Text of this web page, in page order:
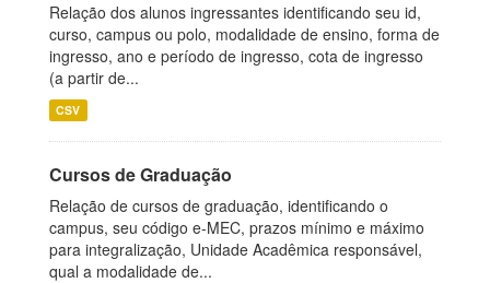
Relação dos alunos ingressantes identificando seu id,
curso, campus ou polo, modalidade de ensino, forma de
ingresso, ano e período de ingresso, cota de ingresso
(a partir de...
CSV
Cursos de Graduação
Relação de cursos de graduação, identificando o
campus, seu código e-MEC, prazos mínimo e máximo
para integralização, Unidade Acadêmica responsável,
qual a modalidade de...